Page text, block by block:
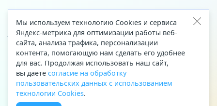
© 2023—2026 Все права защищены.
Адрес
Архангельск, ул. Папанина, д. 19 (вход в здание со стороны
автоцентра «Тойота»)
Приемная Генерального директора
Телефон
+7 (8182) 63-60-31
Факс
+7 (8182) 68-66-71
Мы используем технологию Cookies и сервиса
Яндекс-метрика для оптимизации работы веб-
сайта, анализа трафика, персонализации
контента, помогающую нам сделать его удобнее
для вас. Продолжая использовать наш сайт,
вы даете согласие на обработку
пользовательских данных с использованием
технологии Cookies.